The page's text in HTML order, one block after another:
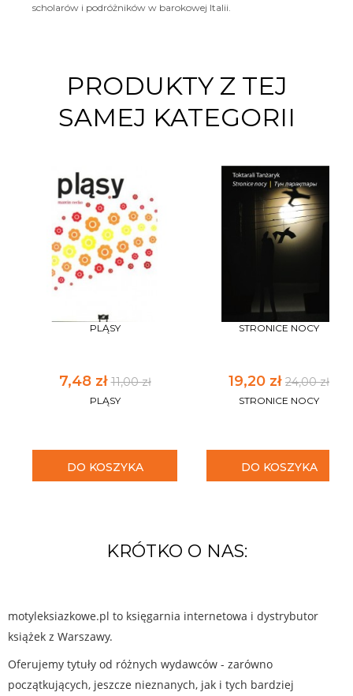
scholarów i podróżników w barokowej Italii.
PRODUKTY Z TEJ
SAMEJ KATEGORII
PLĄSY
7,48 zł11,00 zł
PLĄSY
DO KOSZYKA
STRONICE NOCY
19,20 zł 24,00 zł
STRONICE NOCY
DO KOSZYKA
KRÓTKO O NAS:
motyleksiazkowe.pl to księgarnia internetowa i dystrybutor
książek z Warszawy.
Oferujemy tytuły od różnych wydawców - zarówno
początkujących, jeszcze nieznanych, jak i tych bardziej